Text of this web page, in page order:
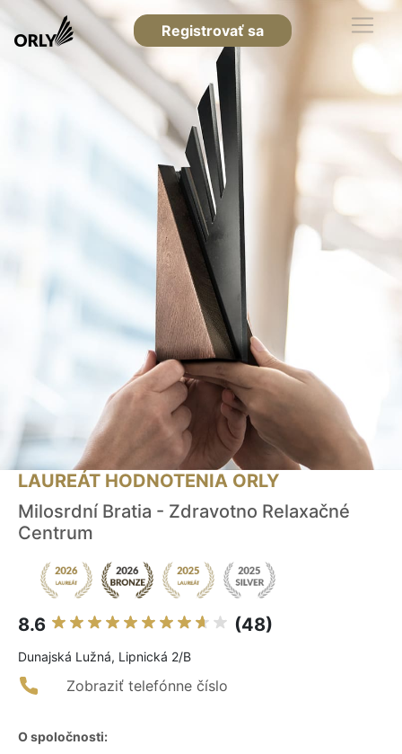
Registrovať sa
LAUREÁT HODNOTENIA ORLY
Milosrdní Bratia - Zdravotno Relaxačné
Centrum
8.6 (48)
Dunajská Lužná, Lipnická 2/B
Zobraziť telefónne číslo
O spoločnosti: